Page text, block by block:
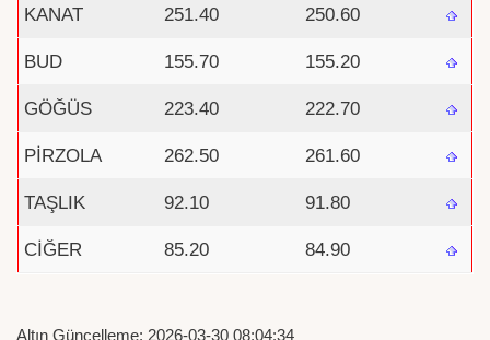
KANAT 251.40 250.60
BUD 155.70 155.20
GÖĞÜS 223.40 222.70
PİRZOLA 262.50 261.60
TAŞLIK 92.10 91.80
CİĞER 85.20 84.90
Altın Güncelleme: 2026-03-30 08:04:34